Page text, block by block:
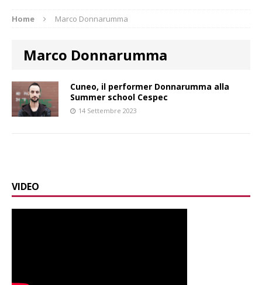
Home Marco Donnarumma
Marco Donnarumma
Cuneo, il performer Donnarumma alla
Summer school Cespec
14 Settembre 2023
VIDEO